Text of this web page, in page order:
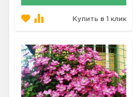
Купить в 1 клик